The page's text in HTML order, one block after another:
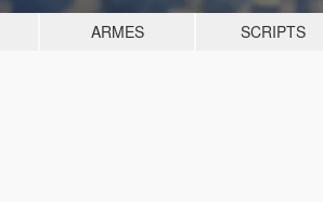
ARMES SCRIPTS